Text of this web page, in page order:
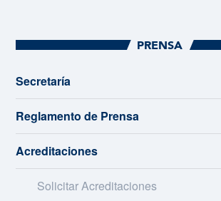
PRENSA
Secretaría
Reglamento de Prensa
Acreditaciones
Solicitar Acreditaciones